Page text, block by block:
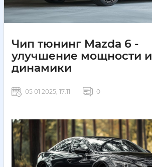
Чип тюнинг Mazda 6 -
улучшение мощности и
динамики
05 01 2025, 17:11 0